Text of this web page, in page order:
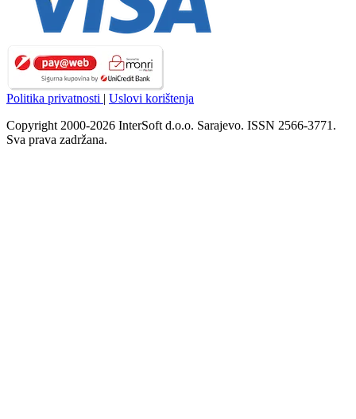
Politika privatnosti | Uslovi korištenja
Copyright 2000-2026 InterSoft d.o.o. Sarajevo. ISSN 2566-3771.
Sva prava zadržana.